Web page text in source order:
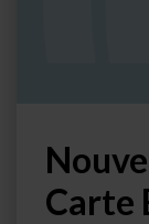
Carte